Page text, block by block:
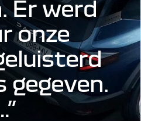
Er werd
onze
gegeven.